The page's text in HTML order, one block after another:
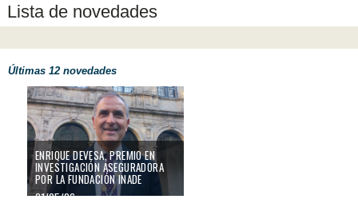
Lista de novedades
Últimas 12 novedades
Enrique Devesa, Premio en Investigación Aseguradora por la Fundación
ENRIQUE DEVESA, PREMIO EN
INVESTIGACIÓN ASEGURADORA
POR LA FUNDACIÓN INADE
21/05/26